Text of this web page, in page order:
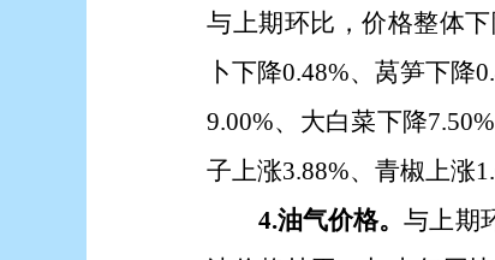
与上期环比，价格整体
卜下降0.48%、莴笋下降
9.00%、大白菜下降
子上涨3.88%、青椒上涨
4.油气价格。与上期